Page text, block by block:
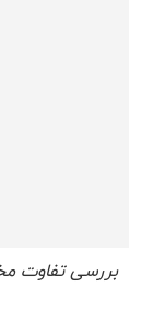
بررسی تفاوت